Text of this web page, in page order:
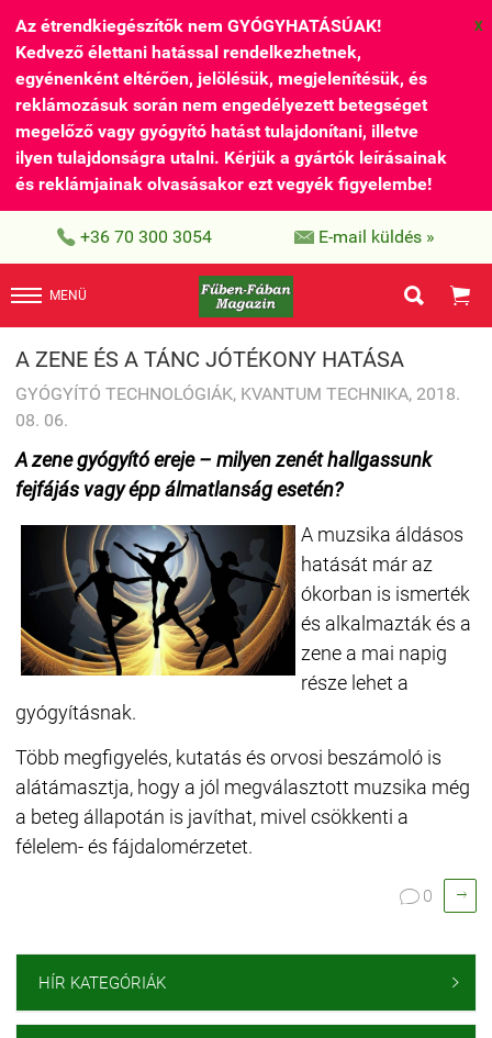
Az étrendkiegészítők nem GYÓGYHATÁSÚAK!
Kedvező élettani hatással rendelkezhetnek,
egyénenként eltérően, jelölésük, megjelenítésük, és
reklámozásuk során nem engedélyezett betegséget
megelőző vagy gyógyító hatást tulajdonítani, illetve
ilyen tulajdonságra utalni. Kérjük a gyártók leírásainak
és reklámjainak olvasásakor ezt vegyék figyelembe!
X
 +36 70 300 3054  E-mail küldés »
MENÜ  
A ZENE ÉS A TÁNC JÓTÉKONY HATÁSA
GYÓGYÍTÓ TECHNOLÓGIÁK, KVANTUM TECHNIKA, 2018.
08. 06.
A zene gyógyító ereje – milyen zenét hallgassunk
fejfájás vagy épp álmatlanság esetén?
A muzsika áldásos
hatását már az
ókorban is ismerték
és alkalmazták és a
zene a mai napig
része lehet a
gyógyításnak.
Több megfigyelés, kutatás és orvosi beszámoló is
alátámasztja, hogy a jól megválasztott muzsika még
a beteg állapotán is javíthat, mivel csökkenti a
félelem- és fájdalomérzetet.
 0 
HÍR KATEGÓRIÁK 